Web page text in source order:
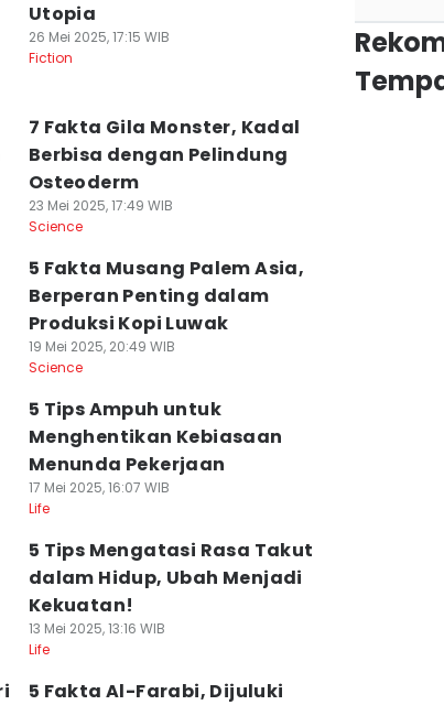
Utopia
26 Mei 2025, 17:15 WIB
Fiction
7 Fakta Gila Monster, Kadal
Berbisa dengan Pelindung
Osteoderm
23 Mei 2025, 17:49 WIB
Science
5 Fakta Musang Palem Asia,
Berperan Penting dalam
Produksi Kopi Luwak
19 Mei 2025, 20:49 WIB
Science
5 Tips Ampuh untuk
Menghentikan Kebiasaan
Menunda Pekerjaan
17 Mei 2025, 16:07 WIB
Life
5 Tips Mengatasi Rasa Takut
dalam Hidup, Ubah Menjadi
Kekuatan!
13 Mei 2025, 13:16 WIB
Life
5 Fakta Al-Farabi, Dijuluki